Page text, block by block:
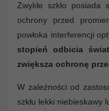
Zwykłe szkło
ochrony przed
powłoka interferencji
stopień odbicia
zwiększa ochronę
W zależności od
szkłu lekki niebieskawy